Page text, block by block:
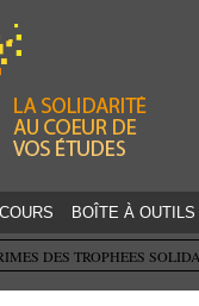
BOÎTE À OUTILS
DES TROPHEES